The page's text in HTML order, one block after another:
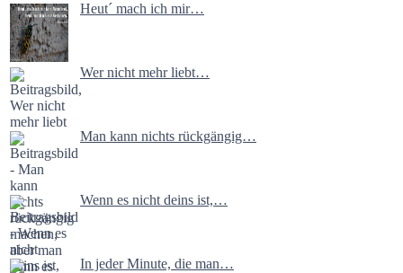
Heut´ mach ich mir…
Wer nicht mehr liebt…
Man kann nichts rückgängig…
Wenn es nicht deins ist,…
In jeder Minute, die man…